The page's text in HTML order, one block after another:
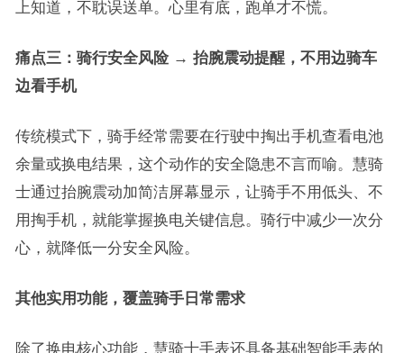
上知道，不耽误送单。心里有底，跑单才不慌。
痛点三：骑行安全风险 → 抬腕震动提醒，不用边骑车
边看手机
传统模式下，骑手经常需要在行驶中掏出手机查看电池
余量或换电结果，这个动作的安全隐患不言而喻。慧骑
士通过抬腕震动加简洁屏幕显示，让骑手不用低头、不
用掏手机，就能掌握换电关键信息。骑行中减少一次分
心，就降低一分安全风险。
其他实用功能，覆盖骑手日常需求
除了换电核心功能，慧骑士手表还具备基础智能手表的